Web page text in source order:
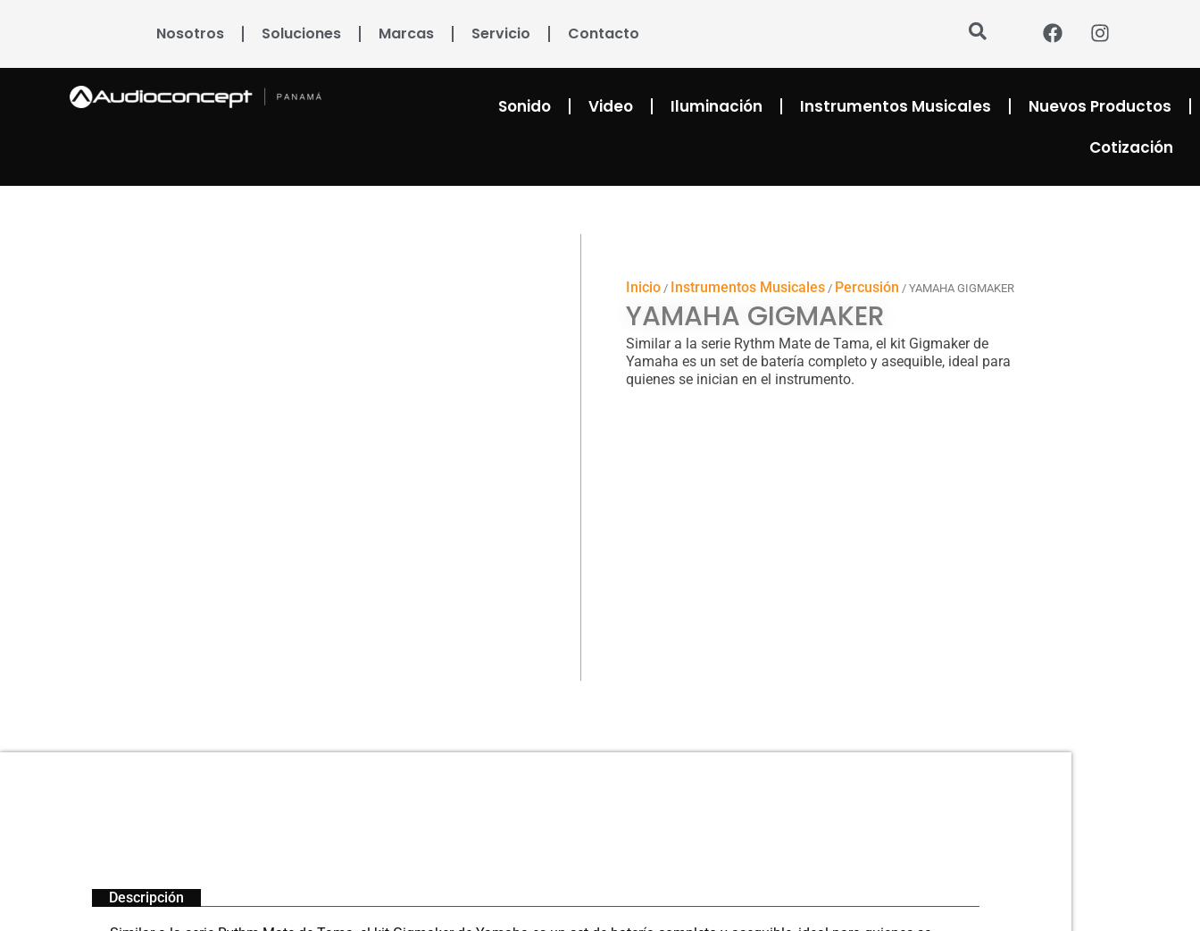
Nosotros Soluciones Marcas Servicio Contacto
F
a
b
I
n
a
r
a
Sonido Video Iluminación Instrumentos Musicales
Nuevos Productos
Cotización
Inicio/ Instrumentos Musicales/ Percusión / YAMAHA GIGMAKER
YAMAHA GIGMAKER
Similar a la serie Rythm Mate de Tama, el kit Gigmaker de
Yamaha es un set de batería completo y asequible, ideal para
quienes se inician en el instrumento.
Descripción